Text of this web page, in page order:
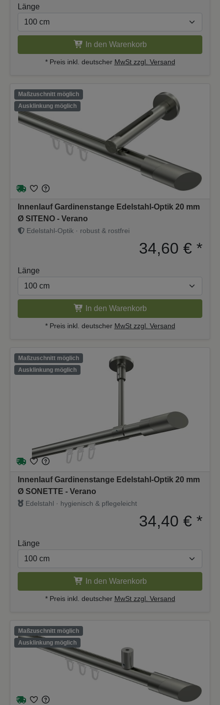
Länge
In den Warenkorb
* Preis inkl. deutscher MwSt zzgl. Versand
Maßzuschnitt möglich
Ausklinkung möglich
Innenlauf Gardinenstange Edelstahl-Optik 20 mm
Ø SITENO - Verano
Edelstahl-Optik · robust & rostfrei
34,60 € *
Länge
In den Warenkorb
* Preis inkl. deutscher MwSt zzgl. Versand
Maßzuschnitt möglich
Ausklinkung möglich
Innenlauf Gardinenstange Edelstahl-Optik 20 mm
Ø SONETTE - Verano
Edelstahl · hygienisch & pflegeleicht
34,40 € *
Länge
In den Warenkorb
* Preis inkl. deutscher MwSt zzgl. Versand
Maßzuschnitt möglich
Ausklinkung möglich